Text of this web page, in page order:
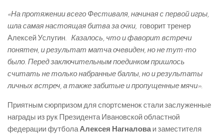
«На протяжении всего Фестиваля, начиная с первой игры,
шла самая настоящая битва за очки, ­ говорит тренер
Алексей Услугин. ­ Казалось, что и фаворит встречи
понятен, и результат матча очевиден, но не тут­-то
было. Перед заключительным поединком пришлось
считать не только набранные баллы, но и результаты
личных встреч, а также забитые и пропущенные мячи».
Приятным сюрпризом для спортсменок стали заслуженные
награды из рук Президента Ивановской областной
федерации футболаАлексея Нагналоваи заместителя